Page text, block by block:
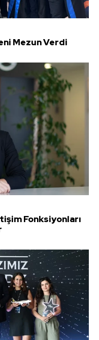
Mezun Verdi
Fonksiyonları